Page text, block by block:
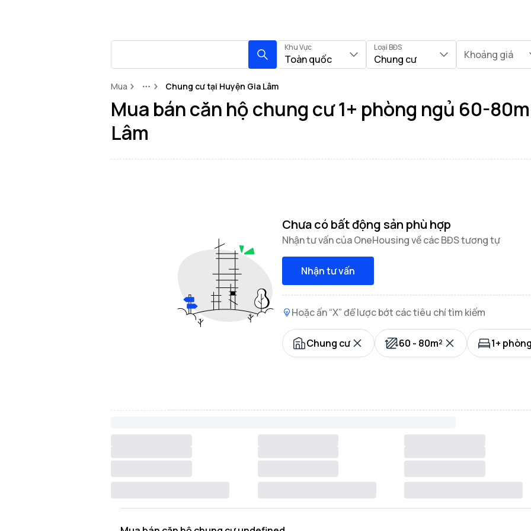
Khu Vực
Toàn quốc
Loại BĐS
Chung cư Khoảng giá
Mua MoreChung cư tại Huyện Gia Lâm
Mua bán căn hộ chung cư 1+ phòng ngủ 60-
Lâm
Chưa có bất động sản phù hợp
Nhận tư vấn của OneHousing về các BĐS tương tự
Nhận tư vấn
Hoặc ấn “X” để lược bớt các tiêu chí tìm kiếm
Chung cư 60 - 80m² 1+